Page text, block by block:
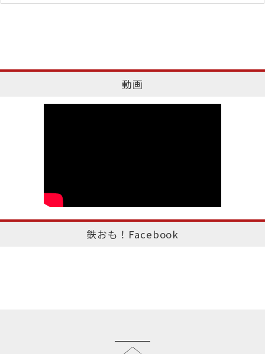
動画
鉄おも！Facebook